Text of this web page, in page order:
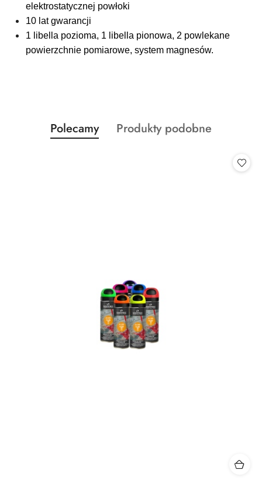
elektrostatycznej powłoki
10 lat gwarancji
1 libella pozioma, 1 libella pionowa, 2 powlekane
powierzchnie pomiarowe, system magnesów.
Pomiń karuzelę produktów
Produkty
o
Polecamy
Produkty
Produkty podobne